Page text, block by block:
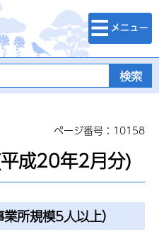
検索・メニュ
ー
ページ番号：10158
成20年2月分)
所規模5人以上）